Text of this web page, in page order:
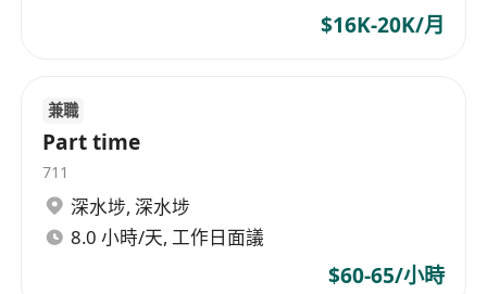
$16K-20K/月
兼職
Part time
711
深水埗, 深水埗
8.0 小時/天, 工作日面議
$60-65/小時